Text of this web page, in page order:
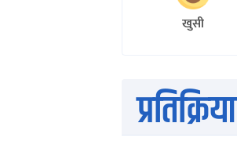
खुसी
प्रतिक्रिया